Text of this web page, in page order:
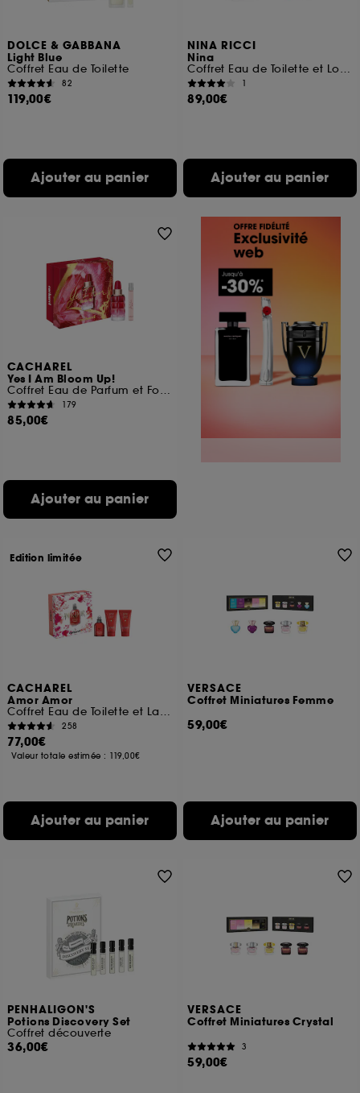
DOLCE & GABBANA
Light Blue
Coffret Eau de Toilette
82
119,00€
Ajouter au panier
NINA RICCI
Nina
Coffret Eau de Toilette et Lotion
1
89,00€
Ajouter au panier
CACHAREL
Yes I Am Bloom Up!
Coffret Eau de Parfum et Format Voyage
179
85,00€
Ajouter au panier
CACHAREL
Amor Amor
Coffret Eau de Toilette et Laits pour le Corps
258
77,00€
Valeur totale estimée : 119,00€
Ajouter au panier
Edition limitée
VERSACE
Coffret Miniatures Femme
59,00€
Ajouter au panier
PENHALIGON'S
Potions Discovery Set
Coffret découverte
36,00€
VERSACE
Coffret Miniatures Crystal
3
59,00€